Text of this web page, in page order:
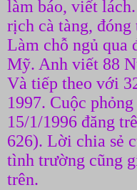
làm báo, viết
rịch cà tàng, đóng
Làm chỗ ngủ qua
Mỹ. Anh viết 88
Và tiếp theo với
1997. Cuộc
15/1/1996 đăng
626). Lời chia sẻ
tình trường cũng
trên.